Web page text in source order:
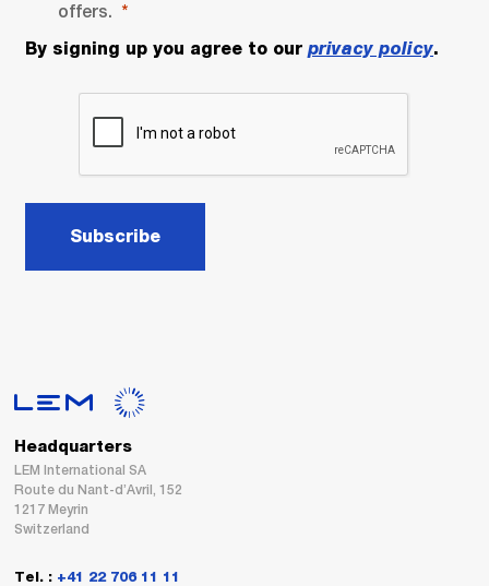
offers.
By signing up you agree to our privacy policy.
Subscribe
Headquarters
LEM International SA
Route du Nant-d’Avril, 152
1217 Meyrin
Switzerland
Tel. : +41 22 706 11 11